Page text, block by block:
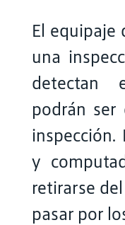
El equipaje
una
detectan
podrán ser
inspección.
y
retirarse
pasar por